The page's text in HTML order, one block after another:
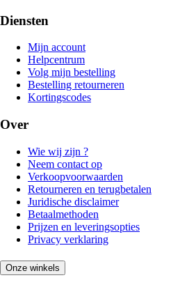
Diensten
Mijn account
Helpcentrum
Volg mijn bestelling
Bestelling retourneren
Kortingscodes
Over
Wie wij zijn ?
Neem contact op
Verkoopvoorwaarden
Retourneren en terugbetalen
Juridische disclaimer
Betaalmethoden
Prijzen en leveringsopties
Privacy verklaring
Onze winkels